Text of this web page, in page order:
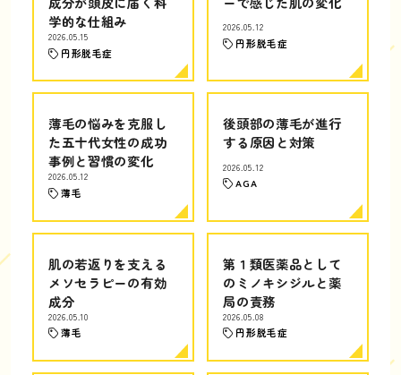
学的な仕組み
2026.05.15
円形脱毛症
2026.05.12
円形脱毛症
薄毛の悩みを克服し
た五十代女性の成功
事例と習慣の変化
2026.05.12
薄毛
後頭部の薄毛が進行
する原因と対策
2026.05.12
AGA
肌の若返りを支える
メソセラピーの有効
成分
2026.05.10
薄毛
第１類医薬品として
のミノキシジルと薬
局の責務
2026.05.08
円形脱毛症